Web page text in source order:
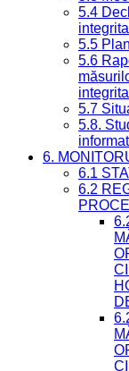
5.4
5.5
5.6
5.7
5.8.
6.
6.1
6.2